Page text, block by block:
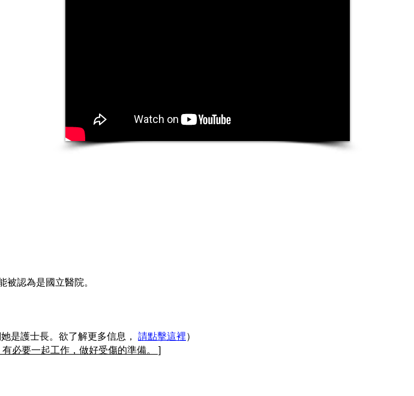
認為是國立醫院。
是護士長。欲了解更多信息， 請點擊這裡）
必要一起工作，做好受傷的準備。 ]